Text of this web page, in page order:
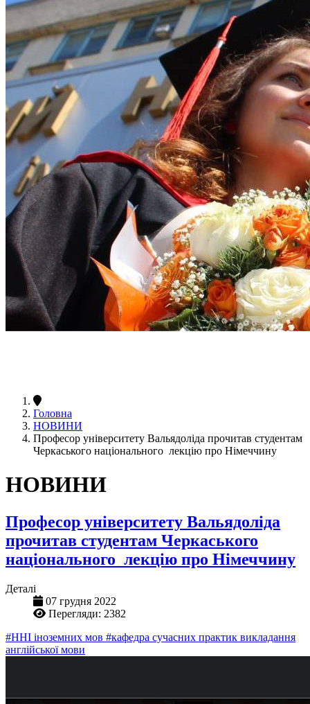
Головна
НОВИНИ
Професор університету Вальядоліда прочитав студентам
Черкаського національного лекцію про Німеччину
НОВИНИ
Професор університету Вальядоліда
прочитав студентам Черкаського
національного лекцію про Німеччину
Деталі
07 грудня 2022
Перегляди: 2382
#ННІ іноземних мов #кафедра сучасних практик викладання
англійської мови